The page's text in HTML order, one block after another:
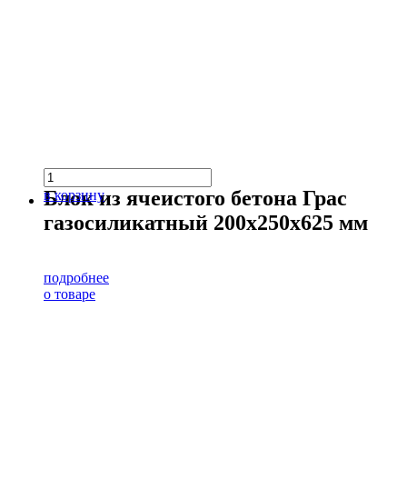
в корзину
Блок из ячеистого бетона Грас
газосиликатный 200х250х625 мм
подробнее
о товаре